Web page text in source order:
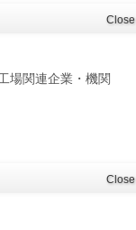
Close
場関連企業・機関
Close